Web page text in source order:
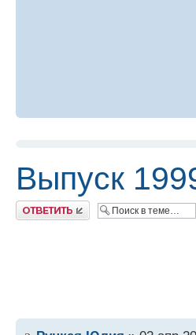
Выпуск
Ответить